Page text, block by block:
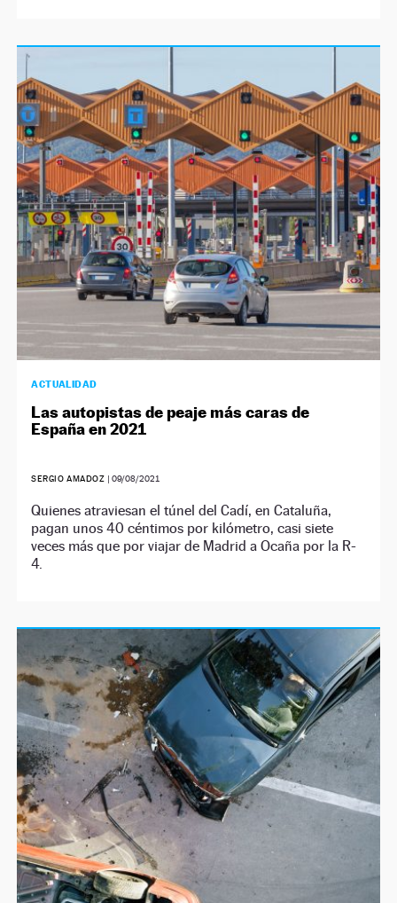
ACTUALIDAD
Las autopistas de peaje más caras de
España en 2021
SERGIO AMADOZ | 09/08/2021
Quienes atraviesan el túnel del Cadí, en Cataluña,
pagan unos 40 céntimos por kilómetro, casi siete
veces más que por viajar de Madrid a Ocaña por la R-
4.